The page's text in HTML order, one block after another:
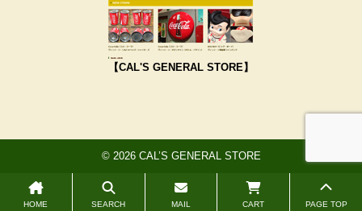
【CAL'S GENERAL STORE】
© 2026 CAL’S GENERAL STORE
HOME SEARCH MAIL CART PAGE TOP